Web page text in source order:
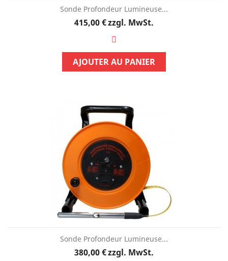
Sonde Profondeur Lumineuse...
Preis
415,00 €zzgl. MwSt.
AJOUTER AU PANIER
Sonde Profondeur Lumineuse...
Preis
380,00 €zzgl. MwSt.